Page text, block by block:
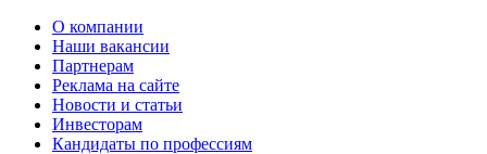
О компании
Наши вакансии
Партнерам
Реклама на сайте
Новости и статьи
Инвесторам
Кандидаты по профессиям